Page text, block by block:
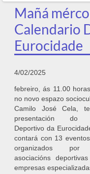
Mañá
Calendario
Eurocidade
4/02/2025
febreiro, ás 11.00
no novo espazo
Camilo José Cela,
presentación do
Deportivo da
contará con 13
organizados por
asociacións
empresas